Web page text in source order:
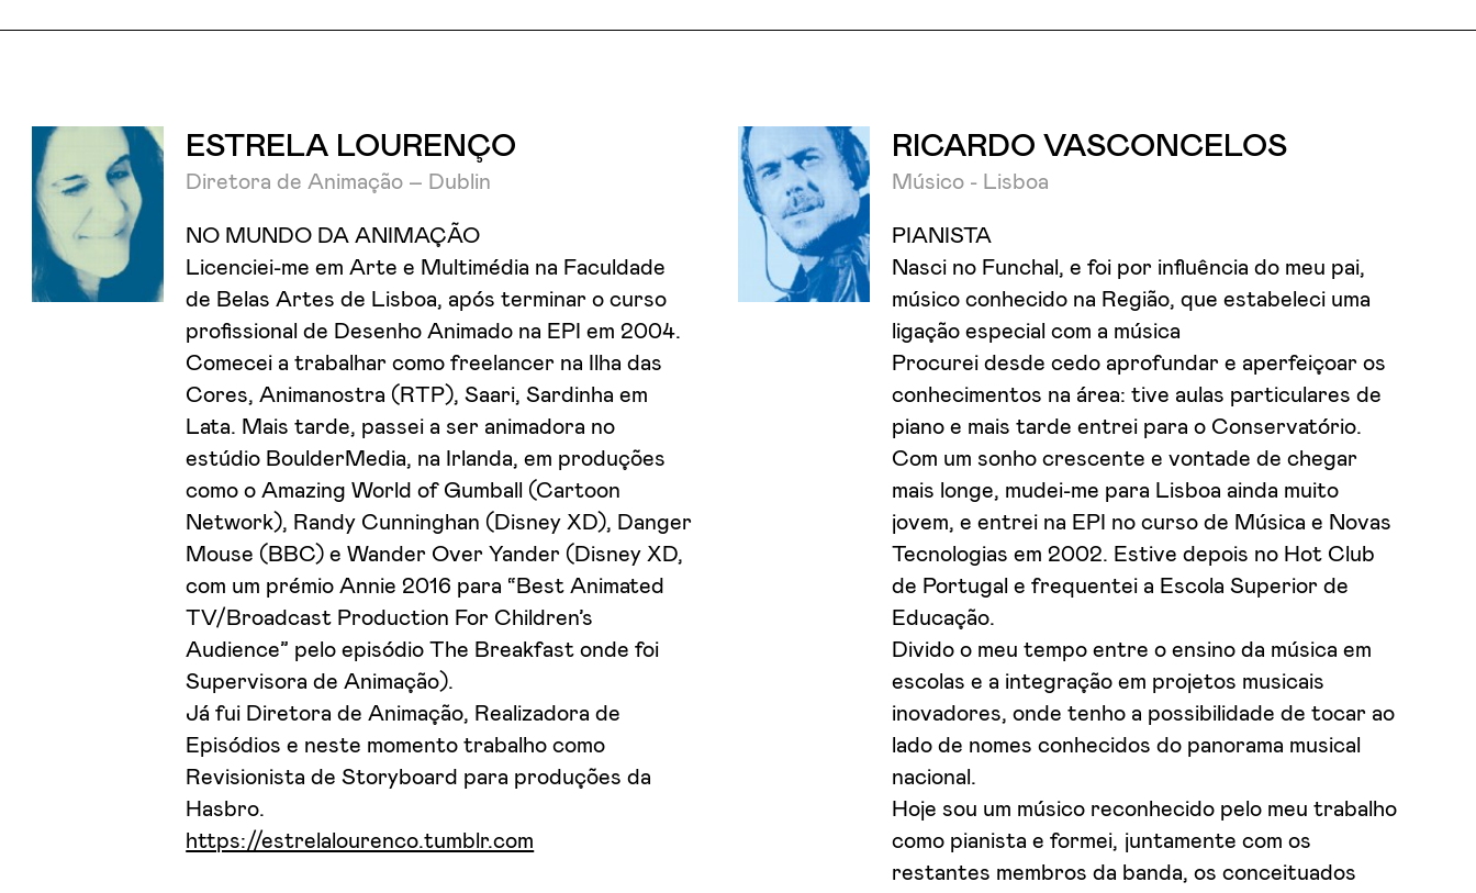
ESTRELA LOURENÇO
Diretora de Animação – Dublin
NO MUNDO DA ANIMAÇÃO
Licenciei-me em Arte e Multimédia na Faculdade
de Belas Artes de Lisboa, após terminar o curso
profissional de Desenho Animado na EPI em 2004.
Comecei a trabalhar como freelancer na Ilha das
Cores, Animanostra (RTP), Saari, Sardinha em
Lata. Mais tarde, passei a ser animadora no
estúdio BoulderMedia, na Irlanda, em produções
como o Amazing World of Gumball (Cartoon
Network), Randy Cunninghan (Disney XD), Danger
Mouse (BBC) e Wander Over Yander (Disney XD,
com um prémio Annie 2016 para “Best Animated
TV/Broadcast Production For Children’s
Audience” pelo episódio The Breakfast onde foi
Supervisora de Animação).
Já fui Diretora de Animação, Realizadora de
Episódios e neste momento trabalho como
Revisionista de Storyboard para produções da
Hasbro.
https://estrelalourenco.tumblr.com
RICARDO VASCONCELOS
Músico - Lisboa
PIANISTA
Nasci no Funchal, e foi por influência do meu pai,
músico conhecido na Região, que estabeleci uma
ligação especial com a música
Procurei desde cedo aprofundar e aperfeiçoar os
conhecimentos na área: tive aulas particulares de
piano e mais tarde entrei para o Conservatório.
Com um sonho crescente e vontade de chegar
mais longe, mudei-me para Lisboa ainda muito
jovem, e entrei na EPI no curso de Música e Novas
Tecnologias em 2002. Estive depois no Hot Club
de Portugal e frequentei a Escola Superior de
Educação.
Divido o meu tempo entre o ensino da música em
escolas e a integração em projetos musicais
inovadores, onde tenho a possibilidade de tocar ao
lado de nomes conhecidos do panorama musical
nacional.
Hoje sou um músico reconhecido pelo meu trabalho
como pianista e formei, juntamente com os
restantes membros da banda, os conceituados